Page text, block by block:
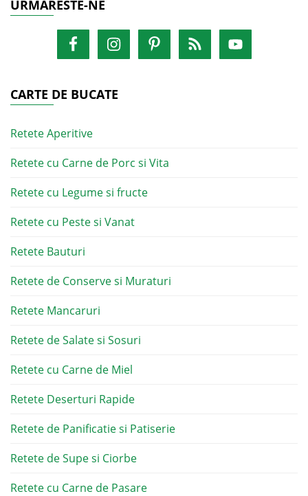
URMARESTE-NE
CARTE DE BUCATE
Retete Aperitive
Retete cu Carne de Porc si Vita
Retete cu Legume si fructe
Retete cu Peste si Vanat
Retete Bauturi
Retete de Conserve si Muraturi
Retete Mancaruri
Retete de Salate si Sosuri
Retete cu Carne de Miel
Retete Deserturi Rapide
Retete de Panificatie si Patiserie
Retete de Supe si Ciorbe
Retete cu Carne de Pasare